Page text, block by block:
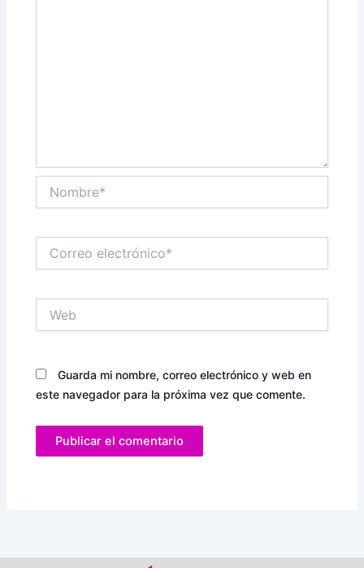
electrónico*
Guarda mi nombre, correo electrónico y web en
este navegador para la próxima vez que comente.